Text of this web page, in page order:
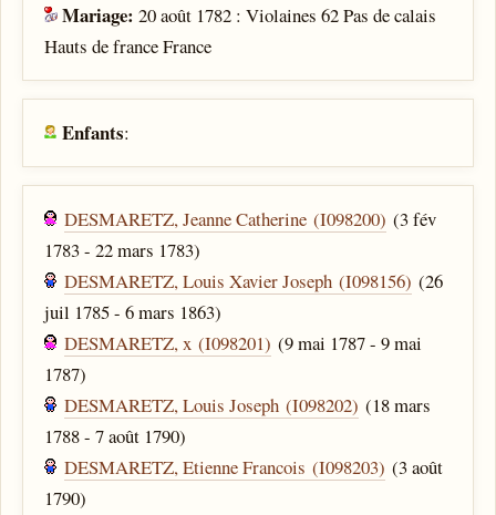
Mariage:20 août 1782 : Violaines 62 Pas de calais
Hauts de france France
Enfants:
DESMARETZ, Jeanne Catherine (I098200) (3 fév
1783 - 22 mars 1783)
DESMARETZ, Louis Xavier Joseph (I098156) (26
juil 1785 - 6 mars 1863)
DESMARETZ, x (I098201) (9 mai 1787 - 9 mai
1787)
DESMARETZ, Louis Joseph (I098202) (18 mars
1788 - 7 août 1790)
DESMARETZ, Etienne Francois (I098203) (3 août
1790)